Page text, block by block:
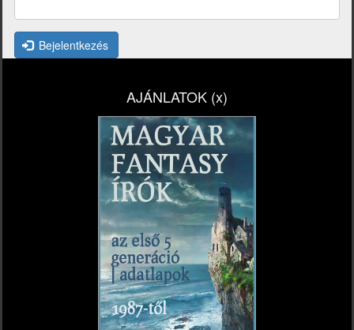
Bejelentkezés
AJÁNLATOK (x)